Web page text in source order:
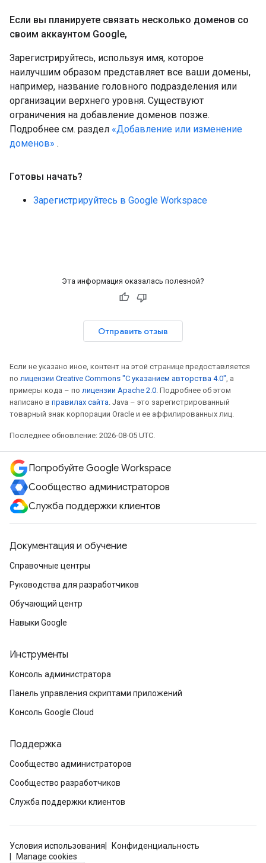
Если вы планируете связать несколько доменов со
своим аккаунтом Google,
Зарегистрируйтесь, используя имя, которое
наилучшим образом представляет все ваши домены,
например, название головного подразделения или
организации верхнего уровня. Существуют
ограничения на добавление доменов позже.
Подробнее см. раздел «Добавление или изменение
доменов» .
Готовы начать?
Зарегистрируйтесь в Google Workspace
Эта информация оказалась полезной?
Отправить отзыв
Если не указано иное, контент на этой странице предоставляется
по лицензии Creative Commons "С указанием авторства 4.0", а
примеры кода – по лицензии Apache 2.0. Подробнее об этом
написано в правилах сайта. Java – это зарегистрированный
товарный знак корпорации Oracle и ее аффилированных лиц.
Последнее обновление: 2026-08-05 UTC.
Попробуйте Google Workspace
Сообщество администраторов
Служба поддержки клиентов
Документация и обучение
Справочные центры
Руководства для разработчиков
Обучающий центр
Навыки Google
Инструменты
Консоль администратора
Панель управления скриптами приложений
Консоль Google Cloud
Поддержка
Сообщество администраторов
Сообщество разработчиков
Служба поддержки клиентов
Условия использования
Конфиденциальность
Manage cookies